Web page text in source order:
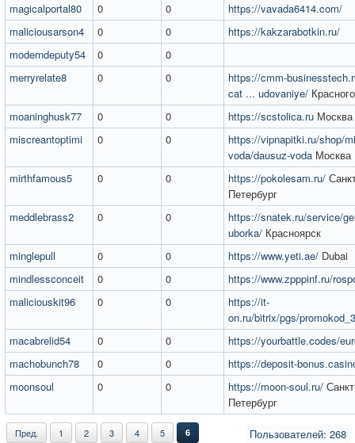
magicalportal80
0 0
https://vavada6414.com/
maliciousarson4
0 0
https://kakzarabotkin.ru/
moderndeputy54
0
0
merryrelate8
0 0
https://cmm-
cat ... udovaniye/
moaninghusk77
0 0 https://scstolica.ru Москва
miscreantoptimi
0 0
https://vipnapitki.ru/shop/
voda/dausuz-voda Москва
mirthfamous5
0 0 https://pokolesam.ru/
Петербург
meddlebrass2
0 0
https://snatek.ru/service/
uborka/ Красноярск
minglepull
0 0 https://www.yeti.ae/ Dubai
mindlessconceit
0 0
https://www.zpppinf.ru/
maliciouskit96
0 0
https://it-
on.ru/bitrix/pgs/
macabrelid54
0 0
https://yourbattle.codes/
machobunch78
0 0
https://deposit-
moonsoul
0 0 https://moon-soul.ru/
Петербург
Пользователей: 268
Пред. 1 2 3 4 5 6